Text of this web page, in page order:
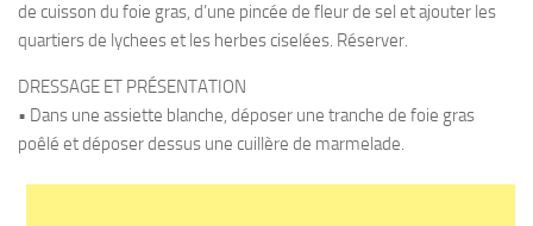
de cuisson du foie gras, d’une pincée de fleur de sel et ajouter les
quartiers de lychees et les herbes ciselées. Réserver.
DRESSAGE ET PRÉSENTATION
• Dans une assiette blanche, déposer une tranche de foie gras
poêlé et déposer dessus une cuillère de marmelade.